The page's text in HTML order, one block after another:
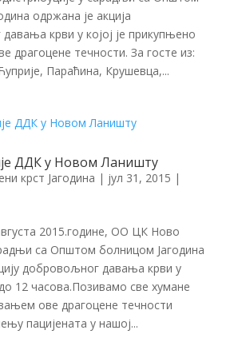
одржана је акција
крви у којој је прикупњено
драгоцене течности. За госте из:
Параћина, Крушевца,...
ДДК у Новом Ланишту
крст Јагодина | јул 31, 2015 |
2015.године, ОО ЦК Ново
са Општом болницом Јагодина
добровољног давања крви у
12 часова.Позивамо све хумане
ове драгоцене течности
пацијената у нашој...